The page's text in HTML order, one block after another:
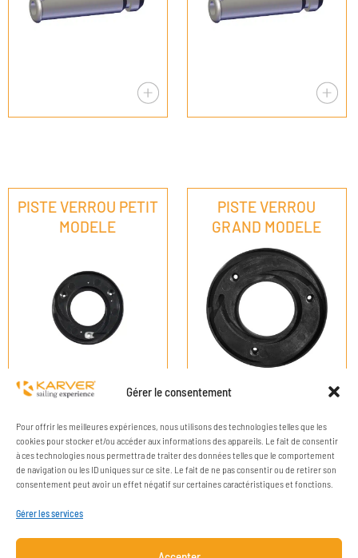
Gérer le consentement
Pour offrir les meilleures expériences, nous utilisons des technologies telles que les
cookies pour stocker et/ou accéder aux informations des appareils. Le fait de consentir
à ces technologies nous permettra de traiter des données telles que le comportement
de navigation ou les ID uniques sur ce site. Le fait de ne pas consentir ou de retirer son
consentement peut avoir un effet négatif sur certaines caractéristiques et fonctions.
Gérer les services
PISTE VERROU PETIT
MODELE
PISTE VERROU
GRAND MODELE